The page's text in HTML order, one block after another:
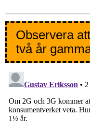
Observera
två år